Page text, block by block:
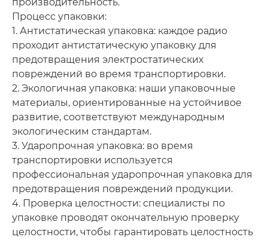
производительность.
Процесс упаковки:
1. Антистатическая упаковка: каждое радио
проходит антистатическую упаковку для
предотвращения электростатических
повреждений во время транспортировки.
2. Экологичная упаковка: наши упаковочные
материалы, ориентированные на устойчивое
развитие, соответствуют международным
экологическим стандартам.
3. Ударопрочная упаковка: во время
транспортировки используется
профессиональная ударопрочная упаковка для
предотвращения повреждений продукции.
4. Проверка целостности: специалисты по
упаковке проводят окончательную проверку
целостности, чтобы гарантировать целостность